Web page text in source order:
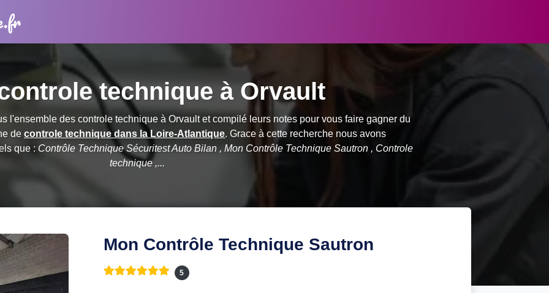
technique à Orvault
l'ensemble des controle technique à Orvault et compilé leurs notes pour vous faire gagner du
decontrole technique dans la Loire-Atlantique. Grace à cette recherche nous avons
que : Contrôle Technique Sécuritest Auto Bilan , Mon Contrôle Technique Sautron , Controle
technique ,...
Mon Contrôle Technique Sautron
5